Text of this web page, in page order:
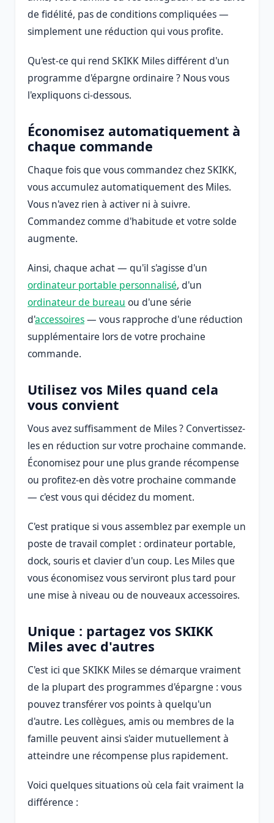
de fidélité, pas de conditions compliquées —
simplement une réduction qui vous profite.
Qu'est-ce qui rend SKIKK Miles différent d'un
programme d'épargne ordinaire ? Nous vous
l'expliquons ci-dessous.
Économisez automatiquement à
chaque commande
Chaque fois que vous commandez chez SKIKK,
vous accumulez automatiquement des Miles.
Vous n'avez rien à activer ni à suivre.
Commandez comme d'habitude et votre solde
augmente.
Ainsi, chaque achat — qu'il s'agisse d'un
ordinateur portable personnalisé, d'un
ordinateur de bureau ou d'une série
d'accessoires— vous rapproche d'une réduction
supplémentaire lors de votre prochaine
commande.
Utilisez vos Miles quand cela
vous convient
Vous avez suffisamment de Miles ? Convertissez-
les en réduction sur votre prochaine commande.
Économisez pour une plus grande récompense
ou profitez-en dès votre prochaine commande
— c'est vous qui décidez du moment.
C'est pratique si vous assemblez par exemple un
poste de travail complet : ordinateur portable,
dock, souris et clavier d'un coup. Les Miles que
vous économisez vous serviront plus tard pour
une mise à niveau ou de nouveaux accessoires.
Unique : partagez vos SKIKK
Miles avec d'autres
C'est ici que SKIKK Miles se démarque vraiment
de la plupart des programmes d'épargne : vous
pouvez transférer vos points à quelqu'un
d'autre. Les collègues, amis ou membres de la
famille peuvent ainsi s'aider mutuellement à
atteindre une récompense plus rapidement.
Voici quelques situations où cela fait vraiment la
différence :